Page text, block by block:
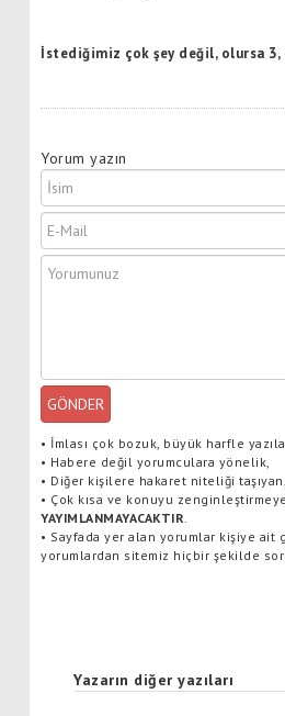
İstediğimiz çok şey değil, olursa 3,
Yorum yazın
GÖNDER
• İmlası çok bozuk, büyük harfle
• Habere değil yorumculara yönelik,
• Diğer kişilere hakaret niteliği taşıyan,
• Çok kısa ve konuyu
YAYIMLANMAYACAKTIR.
• Sayfada yer alan yorumlar kişiye ait
yorumlardan sitemiz hiçbir şekilde
Yazarın diğer yazıları